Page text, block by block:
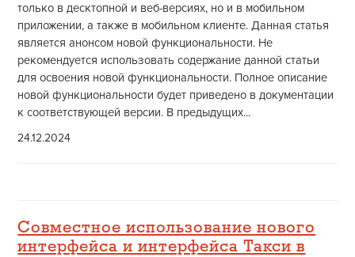
только в десктопной и веб-версиях, но и в мобильном
приложении, а также в мобильном клиенте. Данная статья
является анонсом новой функциональности. Не
рекомендуется использовать содержание данной статьи
для освоения новой функциональности. Полное описание
новой функциональности будет приведено в документации
к соответствующей версии. В предыдущих...
24.12.2024
Совместное использование нового
интерфейса и интерфейса Такси в